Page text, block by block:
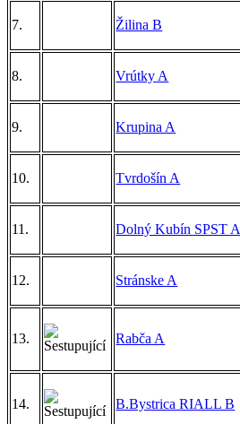
7. Žilina B
8. Vrútky A
9. Krupina A
10. Tvrdošín A
11. Dolný Kubín SPST A
12. Stránske A
13. Rabča A
14. B.Bystrica RIALL B